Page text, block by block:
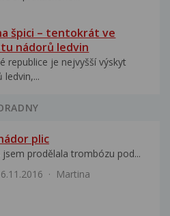
špici – tentokrát ve
nádorů ledvin
republice je nejvyšší výskyt
ledvin,...
plic
prodělala trombózu pod...
6.11.2016 Martina